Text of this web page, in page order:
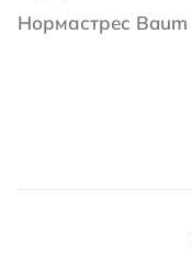
Нормастрес Baum